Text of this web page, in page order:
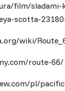
film/sladami-
scotta-
wiki/
route-66/
pl/